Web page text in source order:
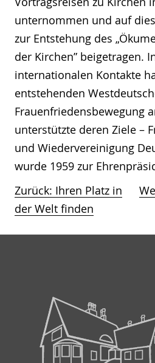
unternommen und auf
zur Entstehung des
der Kirchen” beigetragen.
internationalen Kontakte
entstehenden
Frauenfriedensbewegung
unterstützte deren Ziele –
und Wiedervereinigung
wurde 1959 zur
Zurück: Ihren Platz in
der Welt finden